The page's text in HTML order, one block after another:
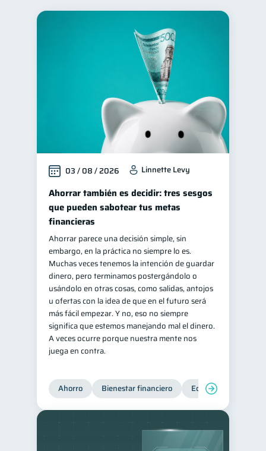
Educación financiera
Finanzas para jóvenes
Control de deudas
Finanzas familiares 25
Inclusión financiera 22
Bienestar financiero 22
Finanzas para mujeres 20
Seguridad financiera
Salud financiera 12
Productos financieros 11
Organización Financiera 10
Deudas 10 Préstamos 8
Consejos 6
Tarjeta de crédito 6
Ciberseguridad 5
Servicios 4
03 / 08 / 2026 Linnette Levy
Ahorrar también es decidir: tres sesgos
que pueden sabotear tus metas
financieras
Ahorrar parece una decisión simple, sin
embargo, en la práctica no siempre lo es.
Muchas veces tenemos la intención de guardar
dinero, pero terminamos postergándolo o
usándolo en otras cosas, como salidas, antojos
u ofertas con la idea de que en el futuro será
más fácil empezar. Y no, eso no siempre
significa que estemos manejando mal el dinero.
A veces ocurre porque nuestra mente nos
juega en contra.
Ahorro Bienestar financiero Educación financiera